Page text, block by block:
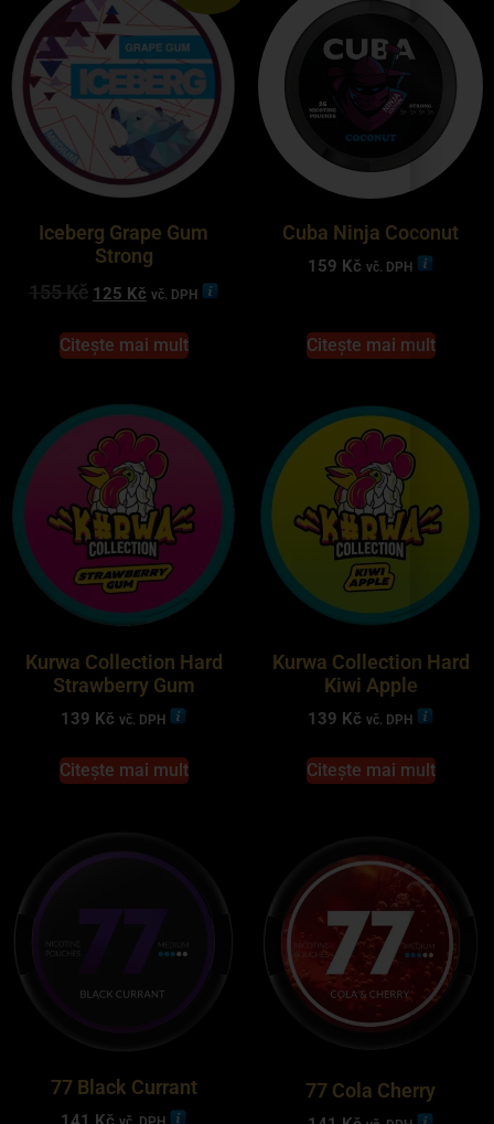
Iceberg Grape Gum
Strong
155Kč 125 Kč vč. DPH
Citește mai mult
Cuba Ninja Coconut
159 Kč vč. DPH
Citește mai mult
Kurwa Collection Hard
Strawberry Gum
139 Kč vč. DPH
Citește mai mult
Kurwa Collection Hard
Kiwi Apple
139 Kč vč. DPH
Citește mai mult
77 Black Currant 77 Cola Cherry